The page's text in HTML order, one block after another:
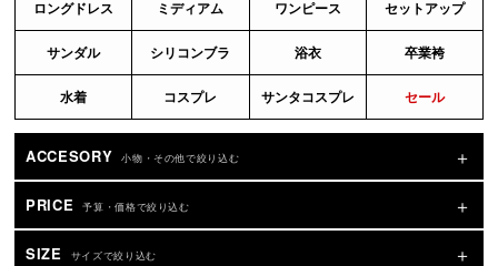
ロングドレス ミディアム ワンピース セットアップ
サンダル シリコンブラ 浴衣 卒業袴
水着 コスプレ サンタコスプレ セール
ACCESORY 小物・その他で絞り込む
PRICE 予算・価格で絞り込む
SIZE サイズで絞り込む